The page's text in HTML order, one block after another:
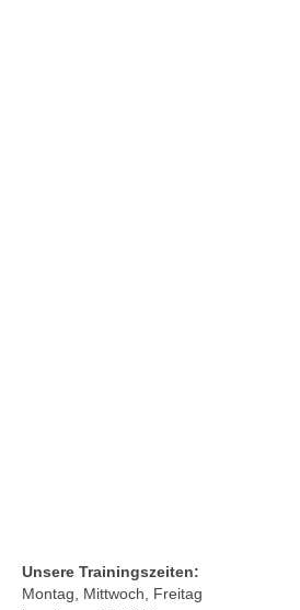
Unsere Trainingszeiten:
Montag, Mittwoch, Freitag